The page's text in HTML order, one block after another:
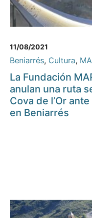
11/08/2021
Beniarrés, Cultura,
La Fundación
anulan una ruta
Cova de l’Or
en Beniarrés